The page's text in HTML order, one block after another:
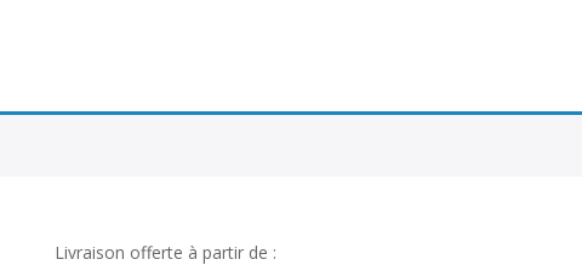
Livraison offerte à partir de :